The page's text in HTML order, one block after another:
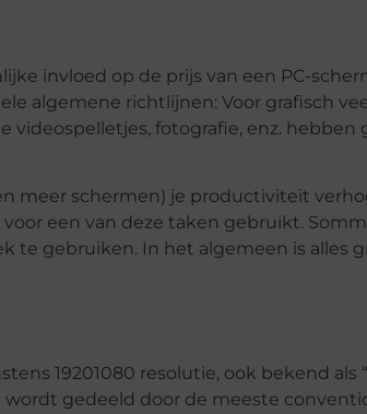
invloed op de prijs van een PC-
algemene richtlijnen: Voor grafisch
videospelletjes, fotografie, enz. hebben
meer schermen) je productiviteit
een van deze taken gebruikt.
te gebruiken. In het algemeen is alles
19201080 resolutie, ook bekend als
gedeeld door de meeste